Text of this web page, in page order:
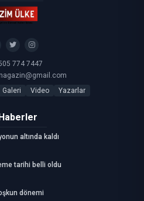
774 7447
Galeri Video Yazarlar
altında kaldı
tarihi belli oldu
dönemi